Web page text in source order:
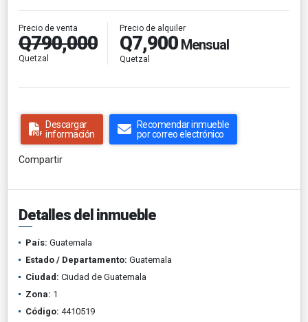
Precio de venta
Q790,000
Quetzal
Precio de alquiler
Q7,900 Mensual
Quetzal
Descargar
información
Recomendar inmueble
por correo electrónico
Compartir
Detalles del inmueble
País: Guatemala
Estado / Departamento: Guatemala
Ciudad: Ciudad de Guatemala
Zona: 1
Código: 4410519